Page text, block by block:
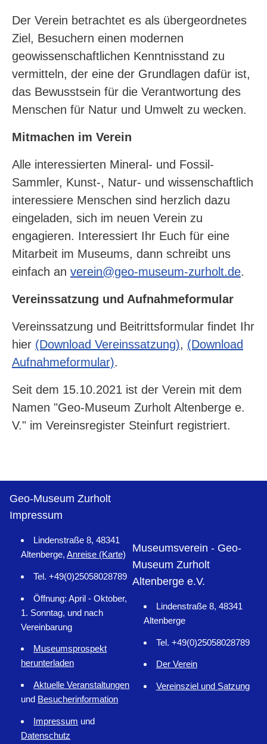
Der Verein betrachtet es als übergeordnetes
Ziel, Besuchern einen modernen
geowissenschaftlichen Kenntnisstand zu
vermitteln, der eine der Grundlagen dafür ist,
das Bewusstsein für die Verantwortung des
Menschen für Natur und Umwelt zu wecken.
Mitmachen im Verein
Alle interessierten Mineral- und Fossil-
Sammler, Kunst-, Natur- und wissenschaftlich
interessiere Menschen sind herzlich dazu
eingeladen, sich im neuen Verein zu
engagieren. Interessiert Ihr Euch für eine
Mitarbeit im Museums, dann schreibt uns
einfach an verein@geo-museum-zurholt.de.
Vereinssatzung und Aufnahmeformular
Vereinssatzung und Beitrittsformular findet Ihr
hier (Download Vereinssatzung), (Download
Aufnahmeformular).
Seit dem 15.10.2021 ist der Verein mit dem
Namen "Geo-Museum Zurholt Altenberge e.
V." im Vereinsregister Steinfurt registriert.
Geo-Museum Zurholt
Impressum
Lindenstraße 8, 48341
Altenberge,Anreise (Karte)
Tel. +49(0)25058028789
Öffnung: April - Oktober,
1. Sonntag, und nach
Vereinbarung
Museumsprospekt
herunterladen
Aktuelle Veranstaltungen
und Besucherinformation
Impressum und
Datenschutz
Museumsverein - Geo-
Museum Zurholt
Altenberge e.V.
Lindenstraße 8, 48341
Altenberge
Tel. +49(0)25058028789
Der Verein
Vereinsziel und Satzung